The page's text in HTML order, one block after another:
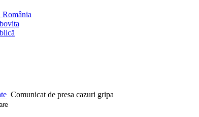
Comunicat de presa cazuri gripa